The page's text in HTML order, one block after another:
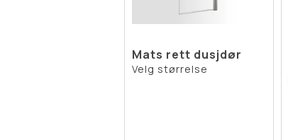
Mats rett dusjdør
Velg størrelse